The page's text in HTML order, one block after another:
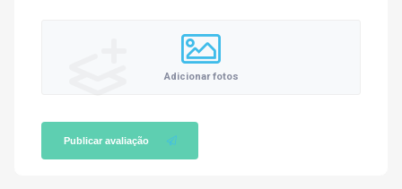
Adicionar fotos
Publicar avaliação